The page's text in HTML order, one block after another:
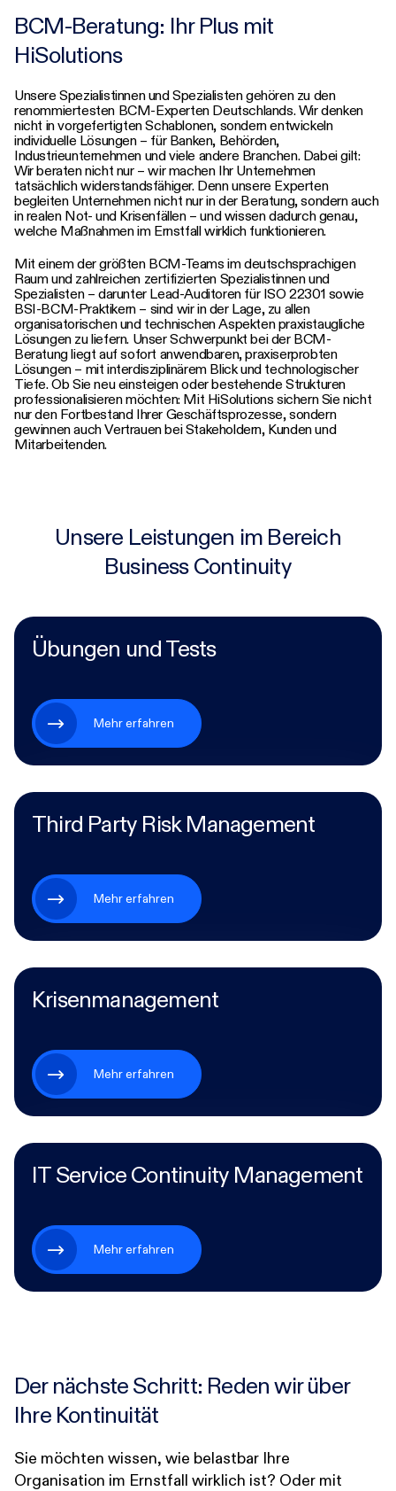
BCM-Beratung: Ihr Plus mit
HiSolutions
Unsere Spezialistinnen und Spezialisten gehören zu den
renommiertesten BCM-Experten Deutschlands. Wir denken
nicht in vorgefertigten Schablonen, sondern entwickeln
individuelle Lösungen – für Banken, Behörden,
Industrieunternehmen und viele andere Branchen. Dabei gilt:
Wir beraten nicht nur – wir machen Ihr Unternehmen
tatsächlich widerstandsfähiger. Denn unsere Experten
begleiten Unternehmen nicht nur in der Beratung, sondern auch
in realen Not- und Krisenfällen – und wissen dadurch genau,
welche Maßnahmen im Ernstfall wirklich funktionieren.
Mit einem der größten BCM-Teams im deutschsprachigen
Raum und zahlreichen zertifizierten Spezialistinnen und
Spezialisten – darunter Lead-Auditoren für ISO 22301 sowie
BSI-BCM-Praktikern – sind wir in der Lage, zu allen
organisatorischen und technischen Aspekten praxistaugliche
Lösungen zu liefern. Unser Schwerpunkt bei der BCM-
Beratung liegt auf sofort anwendbaren, praxiserprobten
Lösungen – mit interdisziplinärem Blick und technologischer
Tiefe. Ob Sie neu einsteigen oder bestehende Strukturen
professionalisieren möchten: Mit HiSolutions sichern Sie nicht
nur den Fortbestand Ihrer Geschäftsprozesse, sondern
gewinnen auch Vertrauen bei Stakeholdern, Kunden und
Mitarbeitenden.
Unsere Leistungen im Bereich
Business Continuity
Übungen und Tests
Mehr erfahren
Third Party Risk Management
Mehr erfahren
Krisenmanagement
Mehr erfahren
IT Service Continuity Management
Mehr erfahren
Der nächste Schritt: Reden wir über
Ihre Kontinuität
Sie möchten wissen, wie belastbar Ihre
Organisation im Ernstfall wirklich ist? Oder mit